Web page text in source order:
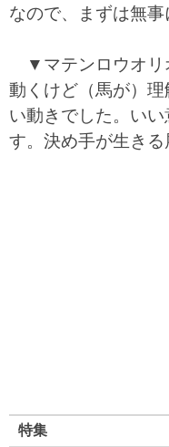
なので、まずは無事
▼マテンロウオリ
動くけど（馬が）
い動きでした。い
す。決め手が生きる
特集